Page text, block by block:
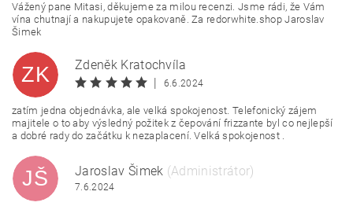
Vážený pane Mitasi, děkujeme za milou recenzi. Jsme rádi, že Vám
vína chutnají a nakupujete opakovaně. Za redorwhite.shop Jaroslav
Šimek
ZK
Zdeněk Kratochvíla
6.6.2024
zatím jedna objednávka, ale velká spokojenost. Telefonický zájem
majitele o to aby výsledný požitek z čepování frizzante byl co nejlepší
a dobré rady do začátku k nezaplacení. Velká spokojenost .
JŠ Jaroslav Šimek (Administrátor)
7.6.2024